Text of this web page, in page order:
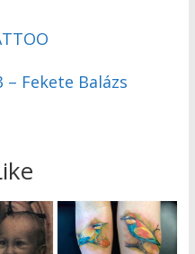
– Fekete Balázs